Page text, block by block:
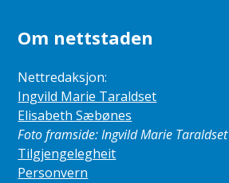
Om nettstaden
Nettredaksjon:
Ingvild Marie Taraldset
Elisabeth Sæbønes
Foto framside: Ingvild Marie Taraldset
Tilgjengelegheit
Personvern